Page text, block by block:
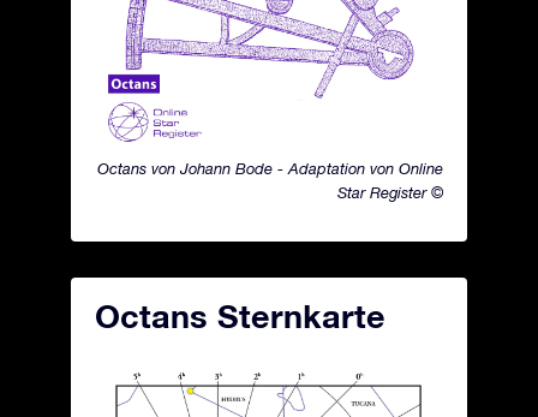
Octans von Johann Bode - Adaptation von Online
Star Register ©
Octans Sternkarte